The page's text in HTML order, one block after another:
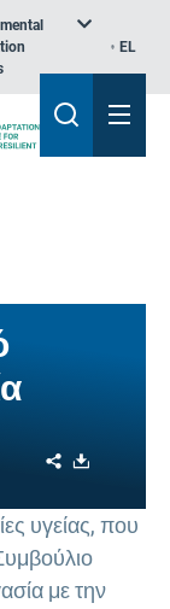
EL
Share
υγείας, που
με την